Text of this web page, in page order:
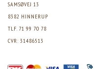
SAMSØVEJ 13
8382 HINNERUP
TLF. 71 99 70 78
CVR: 31486513